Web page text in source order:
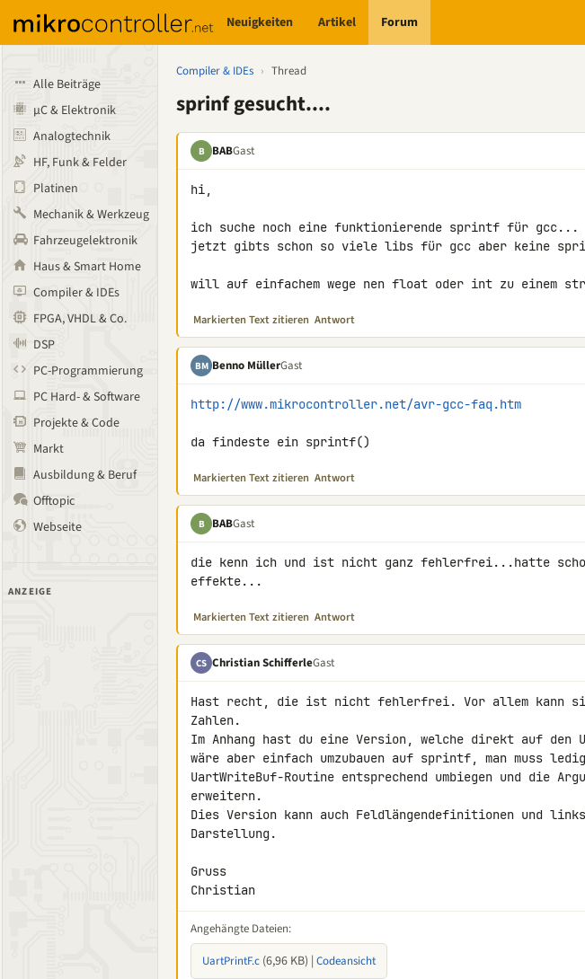
Neuigkeiten Artikel Forum
Alle Beiträge
µC & Elektronik
Analogtechnik
HF, Funk & Felder
Platinen
Mechanik & Werkzeug
Fahrzeugelektronik
Haus & Smart Home
Compiler & IDEs
FPGA, VHDL & Co.
DSP
PC-Programmierung
PC Hard- & Software
Projekte & Code
Markt
Ausbildung & Beruf
Offtopic
Webseite
ANZEIGE
Compiler & IDEs › Thread
sprinf gesucht....
B BABGast
hi,
ich suche noch eine funktionierende sprintf für gcc...
jetzt gibts schon so viele libs für gcc aber keine
will auf einfachem wege nen float oder int zu einem
Markierten Text zitieren Antwort
BM Benno MüllerGast
http://www.mikrocontroller.net/avr-gcc-faq.htm
da findeste ein sprintf()
Markierten Text zitieren Antwort
B BABGast
die kenn ich und ist nicht ganz fehlerfrei...hatte
effekte...
Markierten Text zitieren Antwort
CS Christian SchifferleGast
Hast recht, die ist nicht fehlerfrei. Vor allem kann
Zahlen.
Im Anhang hast du eine Version, welche direkt auf den
wäre aber einfach umzubauen auf sprintf, man muss
UartWriteBuf-Routine entsprechend umbiegen und die
erweitern.
Dies Version kann auch Feldlängendefinitionen und
Darstellung.
Gruss
Christian
Angehängte Dateien:
UartPrintF.c (6,96 KB) | Codeansicht